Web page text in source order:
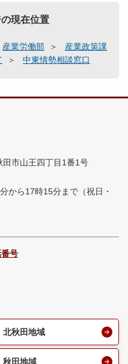
現在位置
産業労働部
産業政策課
中東情勢相談窓口
市山王四丁目1番1号
から17時15分まで （祝日・
号
北秋田地域
秋田地域